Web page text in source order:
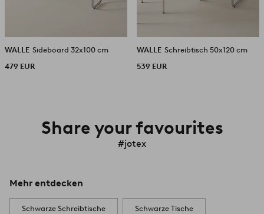
WALLE Sideboard 32x100 cm
479 EUR
WALLE Schreibtisch 50x120 cm
539 EUR
Share your favourites
#jotex
Mehr entdecken
Schwarze Schreibtische Schwarze Tische